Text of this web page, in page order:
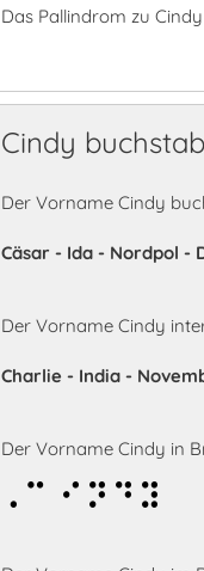
Das Pallindrom zu
Cindy
Der Vorname Cindy
Cäsar - Ida - Nordpol -
Der Vorname Cindy
Charlie - India -
Der Vorname Cindy in
Cindy